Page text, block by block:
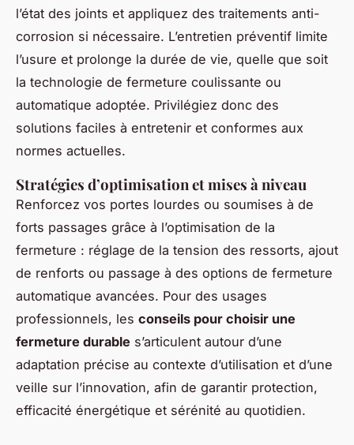
l’état des joints et appliquez des traitements anti-
corrosion si nécessaire. L’entretien préventif limite
l’usure et prolonge la durée de vie, quelle que soit
la technologie de fermeture coulissante ou
automatique adoptée. Privilégiez donc des
solutions faciles à entretenir et conformes aux
normes actuelles.
Stratégies d’optimisation et mises à niveau
Renforcez vos portes lourdes ou soumises à de
forts passages grâce à l’optimisation de la
fermeture : réglage de la tension des ressorts, ajout
de renforts ou passage à des options de fermeture
automatique avancées. Pour des usages
professionnels, les conseils pour choisir une
fermeture durable s’articulent autour d’une
adaptation précise au contexte d’utilisation et d’une
veille sur l’innovation, afin de garantir protection,
efficacité énergétique et sérénité au quotidien.